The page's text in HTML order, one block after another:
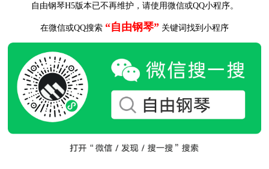
自由钢琴H5版本已不再维护，请使用微信或QQ小程序。
在微信或QQ搜索 “自由钢琴” 关键词找到小程序